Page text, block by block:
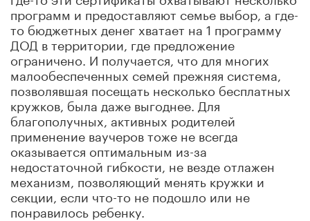
программ и предоставляют семье выбор, а где-
то бюджетных денег хватает на 1 программу
ДОД в территории, где предложение
ограничено. И получается, что для многих
малообеспеченных семей прежняя система,
позволявшая посещать несколько бесплатных
кружков, была даже выгоднее. Для
благополучных, активных родителей
применение ваучеров тоже не всегда
оказывается оптимальным из-за
недостаточной гибкости, не везде отлажен
механизм, позволяющий менять кружки и
секции, если что-то не подошло или не
понравилось ребенку.